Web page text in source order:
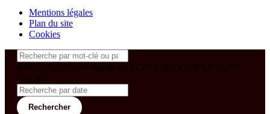
Mentions légales
Plan du site
Cookies
&& config('laravel-theme-inter.CEGOS_COUNTRY') !=
'neves')
Rechercher